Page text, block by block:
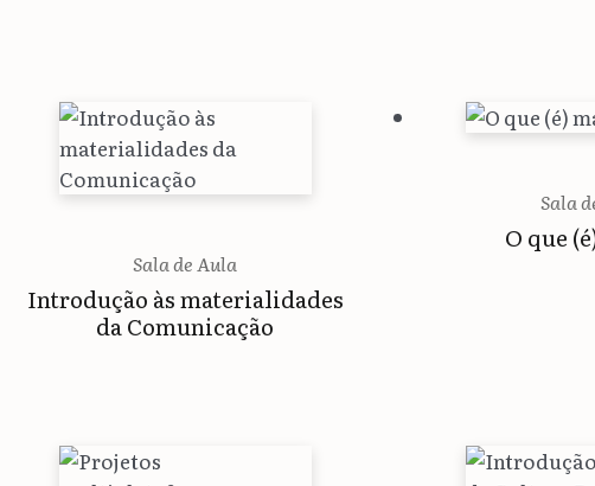
Sala de Aula
Introdução às materialidades
da Comunicação
Sala
O que